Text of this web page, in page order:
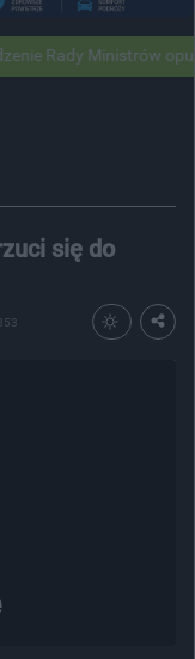
Ministrów
się do